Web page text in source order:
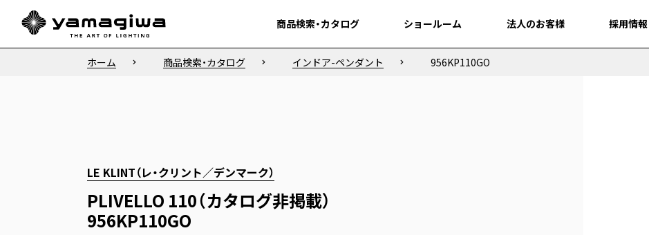
商品検索・カタログ
商品検索・カタログ ショールーム
ショールーム 法人のお客様
法人のお客様 採用情報
採用情報
ホーム 商品検索・カタログ インドア-ペンダント 956KP110GO
LE KLINT（レ・クリント／デンマーク）
PLIVELLO 110（カタログ非掲載）
956KP110GO